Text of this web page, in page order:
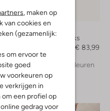
, maken op
van cookies en
(gezamenlijk:
om ervoor te
goed
voorkeuren op
verkrijgen in
een profiel op
gedrag voor
-40%
Notre-V
Slingbacks
€ 83,99
+ meer kleuren